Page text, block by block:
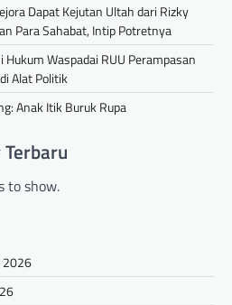
Dapat Kejutan Ultah dari Rizky
Para Sahabat, Intip Potretnya
Hukum Waspadai RUU Perampasan
Alat Politik
Anak Itik Buruk Rupa
to show.
2026